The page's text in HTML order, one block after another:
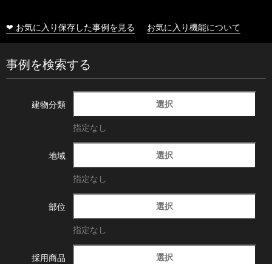
❤ お気に入り保存した事例を見る お気に入り機能について
事例を検索する
建物分類 選択
指定なし
地域 選択
指定なし
部位 選択
指定なし
採用商品 選択